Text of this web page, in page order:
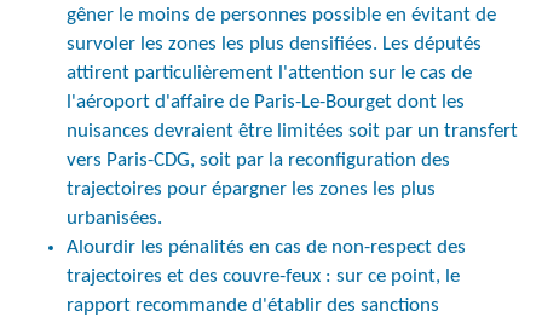
gêner le moins de personnes possible en évitant de
survoler les zones les plus densifiées. Les députés
attirent particulièrement l'attention sur le cas de
l'aéroport d'affaire de Paris-Le-Bourget dont les
nuisances devraient être limitées soit par un transfert
vers Paris-CDG, soit par la reconfiguration des
trajectoires pour épargner les zones les plus
urbanisées.
Alourdir les pénalités en cas de non-respect des
trajectoires et des couvre-feux : sur ce point, le
rapport recommande d'établir des sanctions